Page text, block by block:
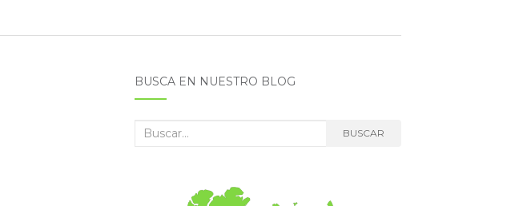
BUSCA EN NUESTRO BLOG
Buscar: BUSCAR